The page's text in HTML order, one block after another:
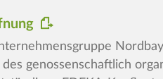
genossenschaftlich